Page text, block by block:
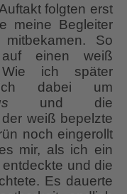
folgten erst
meine Begleiter
So
einen weiß
ich später
dabei um
und die
weiß bepelzte
noch eingerollt
mir, als ich ein
und die
Es dauerte